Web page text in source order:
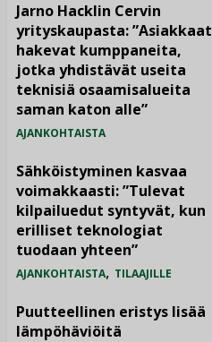
Jarno Hacklin Cervin
yrityskaupasta: ”Asiakkaat
hakevat kumppaneita,
jotka yhdistävät useita
teknisiä osaamisalueita
saman katon alle”
AJANKOHTAISTA
Sähköistyminen kasvaa
voimakkaasti: ”Tulevat
kilpailuedut syntyvät, kun
erilliset teknologiat
tuodaan yhteen”
AJANKOHTAISTA, TILAAJILLE
Puutteellinen eristys lisää
lämpöhäviöitä